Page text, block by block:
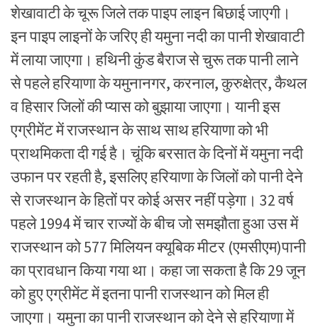
शेखावाटी के चूरू जिले तक पाइप लाइन बिछाई जाएगी।
इन पाइप लाइनों के जरिए ही यमुना नदी का पानी शेखावाटी
में लाया जाएगा। हथिनी कुंड बैराज से चुरू तक पानी लाने
से पहले हरियाणा के यमुनानगर, करनाल, कुरुक्षेत्र, कैथल
व हिसार जिलों की प्यास को बुझाया जाएगा। यानी इस
एग्रीमेंट में राजस्थान के साथ साथ हरियाणा को भी
प्राथमिकता दी गई है। चूंकि बरसात के दिनों में यमुना नदी
उफान पर रहती है, इसलिए हरियाणा के जिलों को पानी देने
से राजस्थान के हितों पर कोई असर नहीं पड़ेगा। 32 वर्ष
पहले 1994 में चार राज्यों के बीच जो समझौता हुआ उस में
राजस्थान को 577 मिलियन क्यूबिक मीटर (एमसीएम)पानी
का प्रावधान किया गया था। कहा जा सकता है कि 29 जून
को हुए एग्रीमेंट में इतना पानी राजस्थान को मिल ही
जाएगा। यमुना का पानी राजस्थान को देने से हरियाणा में